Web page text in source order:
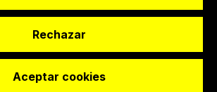
Technologies S.L
Rechazar
Aceptar cookies